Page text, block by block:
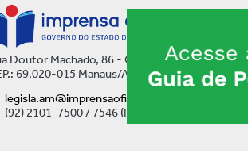
Doutor Machado, 86 - Centro
69.020-015 Manaus/AM
legisla.am@imprensaoficial.am.gov.br
(92) 2101-7500 / 7546 (Ramal)